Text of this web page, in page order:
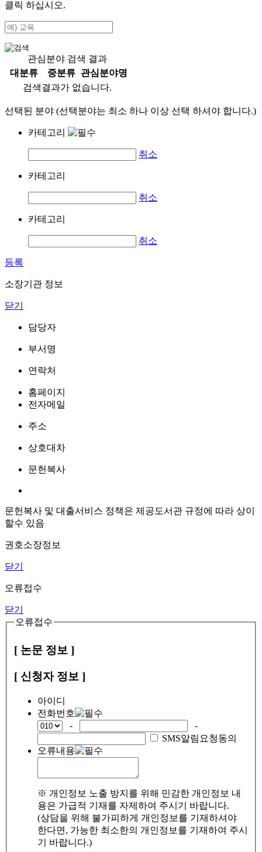
클릭 하십시오.
관심분야 검색 결과
대분류
중분류
관심분야명
검색결과가 없습니다.
선택된 분야 (선택분야는 최소 하나 이상 선택 하셔야 합니다.)
카테고리
취소
카테고리
취소
카테고리
취소
등록
소장기관 정보
닫기
담당자
부서명
연락처
홈페이지
전자메일
주소
상호대차
문헌복사
문헌복사 및 대출서비스 정책은 제공도서관 규정에 따라 상이
할수 있음
권호소장정보
닫기
오류접수
닫기
오류접수
[ 논문 정보 ]
[ 신청자 정보 ]
아이디
전화번호
-
-
SMS알림요청동의
오류내용
※ 개인정보 노출 방지를 위해 민감한 개인정보 내
용은 가급적 기재를 자제하여 주시기 바랍니다.
(상담을 위해 불가피하게 개인정보를 기재하셔야
한다면, 가능한 최소한의 개인정보를 기재하여 주시
기 바랍니다.)